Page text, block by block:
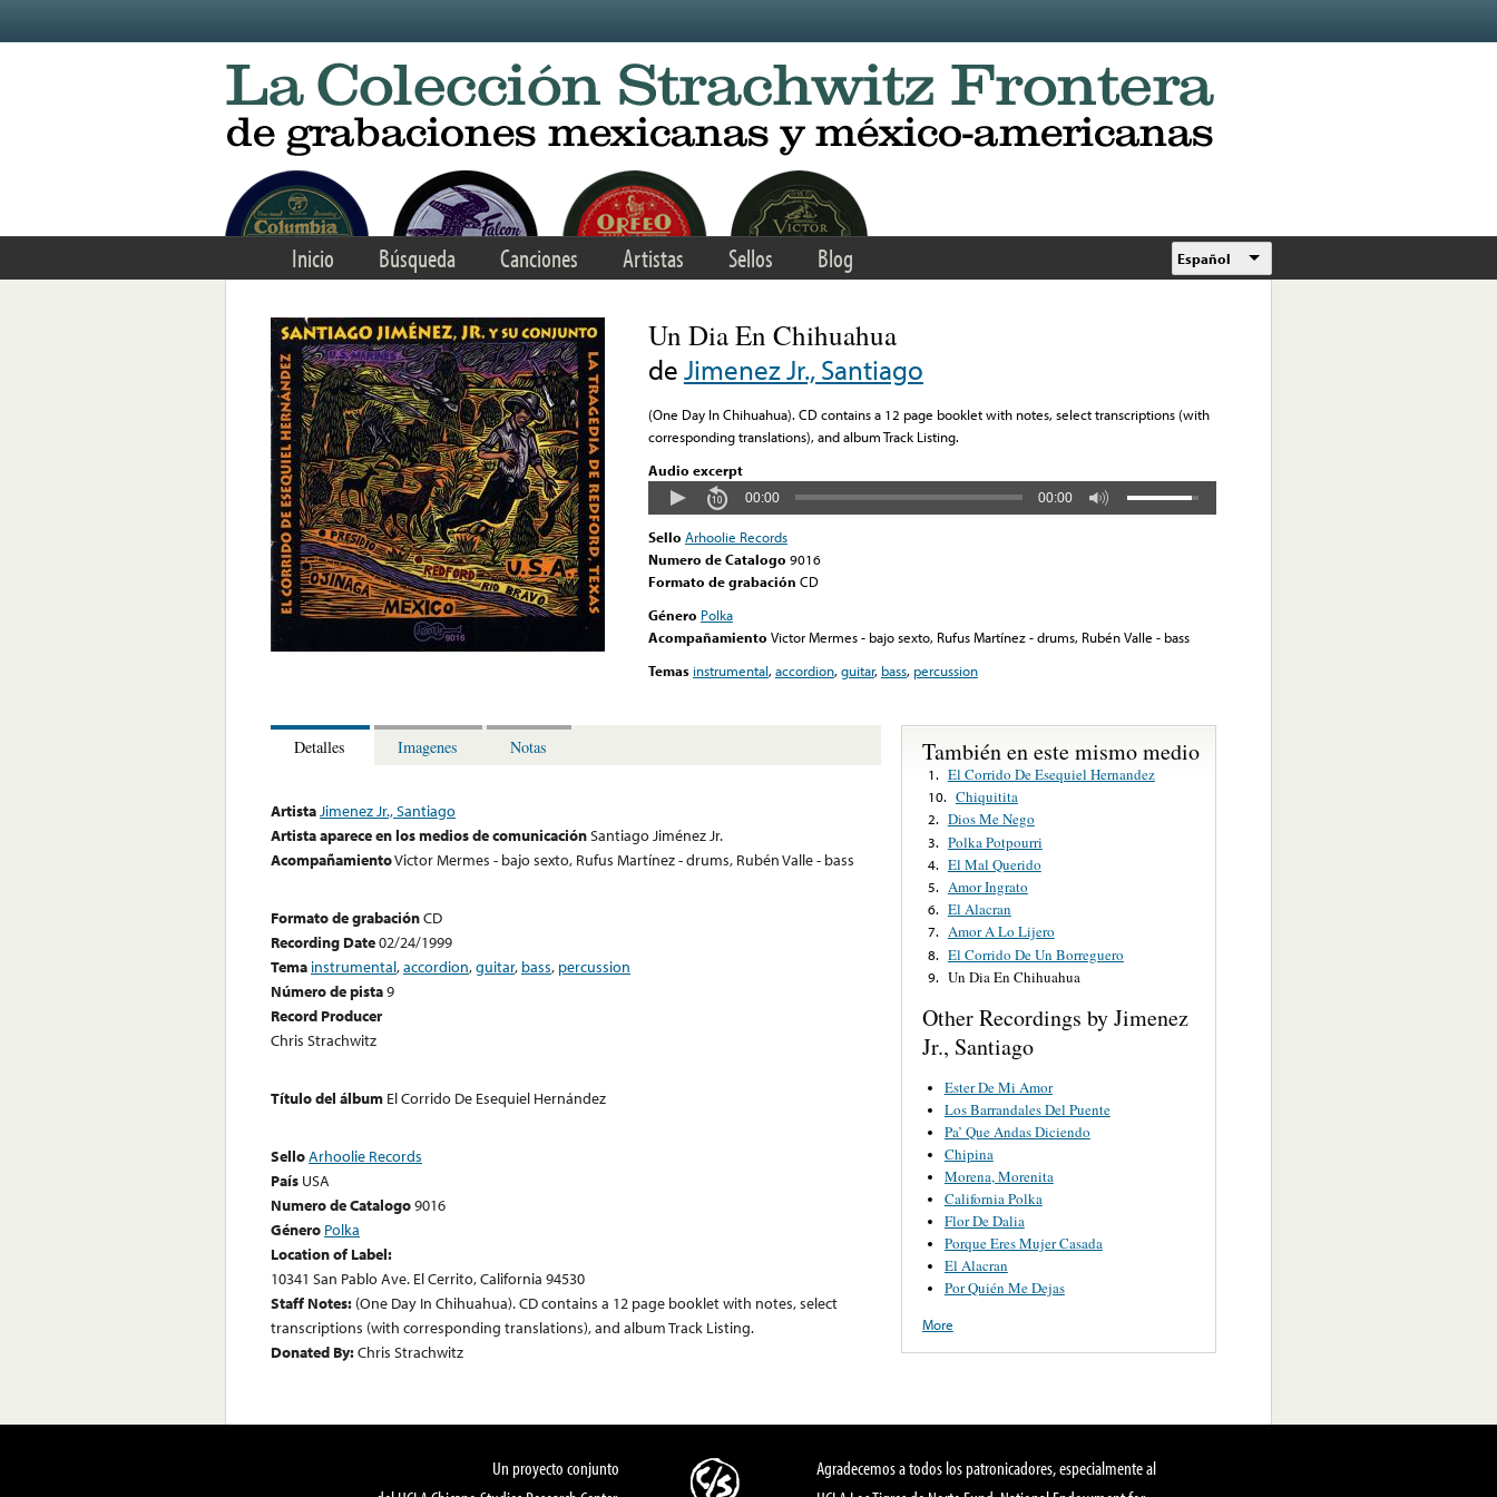
Inicio Búsqueda Canciones Artistas Sellos Blog Español
Un Dia En Chihuahua
deJimenez Jr., Santiago
(One Day In Chihuahua). CD contains a 12 page booklet with notes, select transcriptions (with
corresponding translations), and album Track Listing.
Audio excerpt
00:00 00:00
Sello Arhoolie Records
Numero de Catalogo 9016
Formato de grabación CD
Género Polka
Acompañamiento Victor Mermes - bajo sexto, Rufus Martínez - drums, Rubén Valle - bass
Temas instrumental,accordion,guitar, bass, percussion
Detalles Imagenes Notas
ArtistaJimenez Jr., Santiago
Artista aparece en los medios de comunicaciónSantiago Jiménez Jr.
AcompañamientoVictor Mermes - bajo sexto, Rufus Martínez - drums, Rubén Valle - bass
Formato de grabaciónCD
Recording Date02/24/1999
Tema instrumental,accordion,guitar, bass, percussion
Número de pista9
Record Producer
Chris Strachwitz
Título del álbum El Corrido De Esequiel Hernández
SelloArhoolie Records
País USA
Numero de Catalogo9016
Género Polka
Location of Label:
10341 San Pablo Ave. El Cerrito, California 94530
Staff Notes: (One Day In Chihuahua). CD contains a 12 page booklet with notes, select
transcriptions (with corresponding translations), and album Track Listing.
Donated By:Chris Strachwitz
También en este mismo medio
1. El Corrido De Esequiel Hernandez
10. Chiquitita
2. Dios Me Nego
3. Polka Potpourri
4. El Mal Querido
5. Amor Ingrato
6. El Alacran
7. Amor A Lo Lijero
8. El Corrido De Un Borreguero
9. Un Dia En Chihuahua
Other Recordings by Jimenez
Jr., Santiago
Ester De Mi Amor
Los Barrandales Del Puente
Pa’ Que Andas Diciendo
Chipina
Morena, Morenita
California Polka
Flor De Dalia
Porque Eres Mujer Casada
El Alacran
Por Quién Me Dejas
More
Un proyecto conjunto
Agradecemos a todos los patronicadores, especialmente al